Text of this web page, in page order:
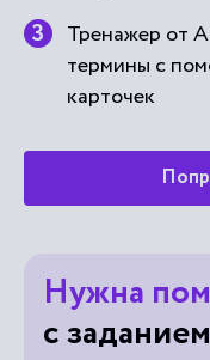
Тренажер от
термины с
карточек
Нужна
с